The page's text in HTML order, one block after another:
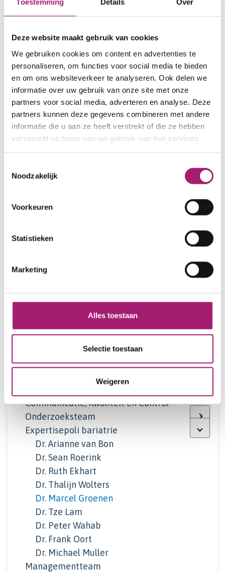
Toestemming Details Over
Deze website maakt gebruik van cookies
We gebruiken cookies om content en advertenties te
personaliseren, om functies voor social media te bieden
en om ons websiteverkeer te analyseren. Ook delen we
informatie over uw gebruik van onze site met onze
partners voor social media, adverteren en analyse. Deze
partners kunnen deze gegevens combineren met andere
informatie die u aan ze heeft verstrekt of die ze hebben
verzameld op basis van uw gebruik van hun services.
Noodzakelijk
Voorkeuren
Statistieken
Marketing
Alles toestaan
Selectie toestaan
Weigeren
Chirurgen
Psychologen
Doktersassistentes
Planners
Team Vitalys Hoogeveen
Communicatie, Kwaliteit en Control
Onderzoeksteam
Expertisepoli bariatrie
Dr. Arianne van Bon
Dr. Sean Roerink
Dr. Ruth Ekhart
Dr. Thalijn Wolters
Dr. Marcel Groenen
Dr. Tze Lam
Dr. Peter Wahab
Dr. Frank Oort
Dr. Michael Muller
Managementteam
Lidmaatschappen
Nederlandse Vereniging van Maag-, Darm- en
Leverartsen
Nederlandse Vereniging voor
Gastroenterologie
Koninklijke Nederlandse Maatschappij voor
Geneeskunde
Federatie van Medisch Specialisten
American Society of Gastrointestinal
Endoscopy
Endoscopy